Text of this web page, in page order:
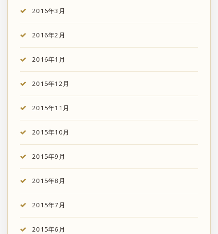
2016年3月
2016年2月
2016年1月
2015年12月
2015年11月
2015年10月
2015年9月
2015年8月
2015年7月
2015年6月